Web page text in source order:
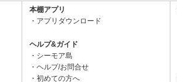
本棚アプリ
アプリダウンロード
ヘルプ&ガイド
シーモア島
ヘルプ/お問合せ
初めての方へ